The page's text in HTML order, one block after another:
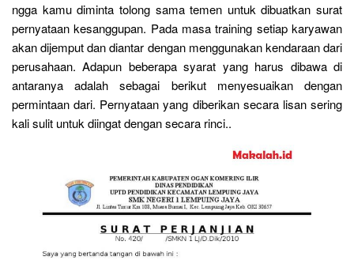
ngga kamu diminta tolong sama temen untuk dibuatkan surat
pernyataan kesanggupan. Pada masa training setiap karyawan
akan dijemput dan diantar dengan menggunakan kendaraan dari
perusahaan. Adapun beberapa syarat yang harus dibawa di
antaranya adalah sebagai berikut menyesuaikan dengan
permintaan dari. Pernyataan yang diberikan secara lisan sering
kali sulit untuk diingat dengan secara rinci..